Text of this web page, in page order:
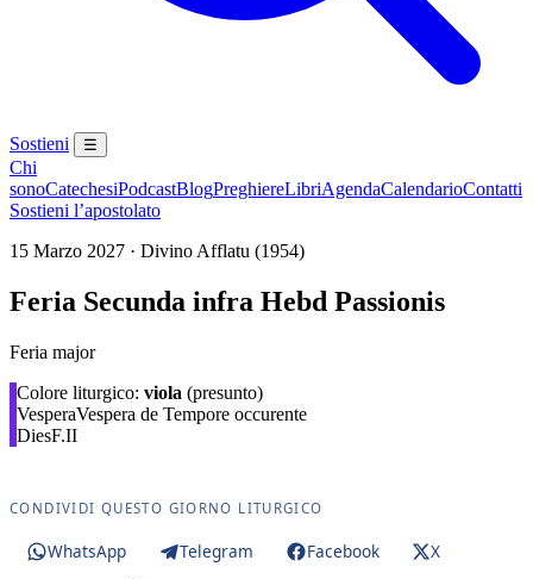
Sostieni ☰
Chi
sonoCatechesiPodcastBlogPreghiereLibriAgendaCalendarioContatti
Sostieni l’apostolato
15 Marzo 2027 · Divino Afflatu (1954)
Feria Secunda infra Hebd Passionis
Feria major
Colore liturgico: viola (presunto)
VesperaVespera de Tempore occurente
DiesF.II
CONDIVIDI QUESTO GIORNO LITURGICO
WhatsApp Telegram Facebook
X